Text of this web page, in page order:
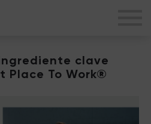
clave
Place To Work®